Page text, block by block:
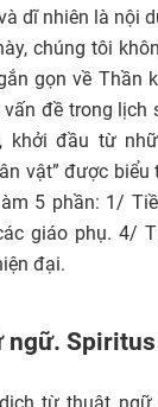
dĩ nhiên là nội
chúng tôi
gọn về Thần
đề trong lịch
khởi đầu từ
vật” được
5 phần: 1/
giáo phụ. 4/
đại.
ngữ.
từ thuật ngữ